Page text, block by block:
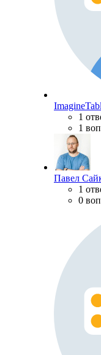
1
1
Павел
1
0